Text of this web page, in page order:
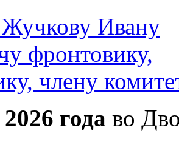
года во